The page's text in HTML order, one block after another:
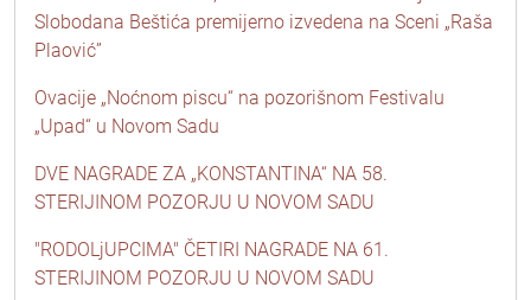
Slobodana Beštića premijerno izvedena na Sceni „Raša
Plaović”
Ovacije „Noćnom piscu“ na pozorišnom Festivalu
„Upad“ u Novom Sadu
DVE NAGRADE ZA „KONSTANTINA“ NA 58.
STERIJINOM POZORJU U NOVOM SADU
"RODOLjUPCIMA" ČETIRI NAGRADE NA 61.
STERIJINOM POZORJU U NOVOM SADU